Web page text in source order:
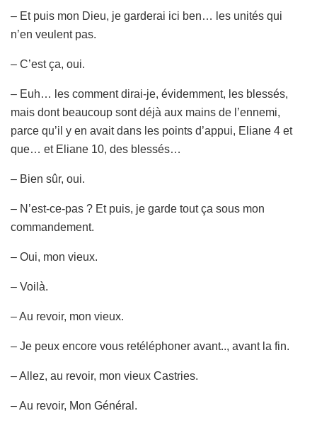
– Et puis mon Dieu, je garderai ici ben… les unités qui
n’en veulent pas.
– C’est ça, oui.
– Euh… les comment dirai-je, évidemment, les blessés,
mais dont beaucoup sont déjà aux mains de l’ennemi,
parce qu’il y en avait dans les points d’appui, Eliane 4 et
que… et Eliane 10, des blessés…
– Bien sûr, oui.
– N’est-ce-pas ? Et puis, je garde tout ça sous mon
commandement.
– Oui, mon vieux.
– Voilà.
– Au revoir, mon vieux.
– Je peux encore vous retéléphoner avant.., avant la fin.
– Allez, au revoir, mon vieux Castries.
– Au revoir, Mon Général.